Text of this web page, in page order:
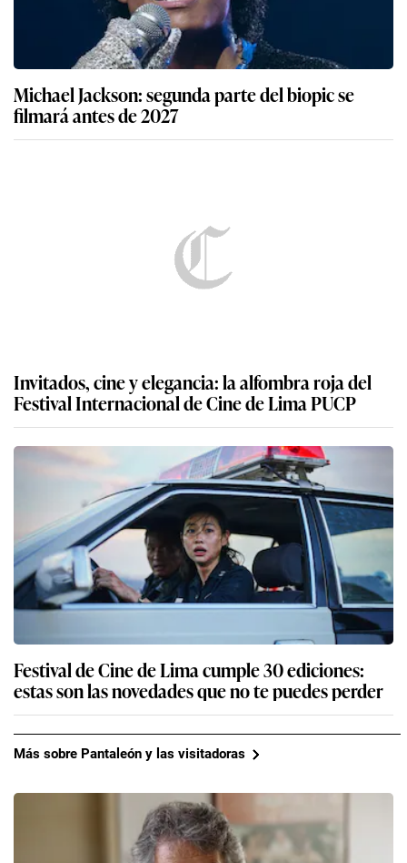
Michael Jackson: segunda parte del biopic se
filmará antes de 2027
Invitados, cine y elegancia: la alfombra roja del
Festival Internacional de Cine de Lima PUCP
Festival de Cine de Lima cumple 30 ediciones:
estas son las novedades que no te puedes perder
Más sobre Pantaleón y las visitadoras